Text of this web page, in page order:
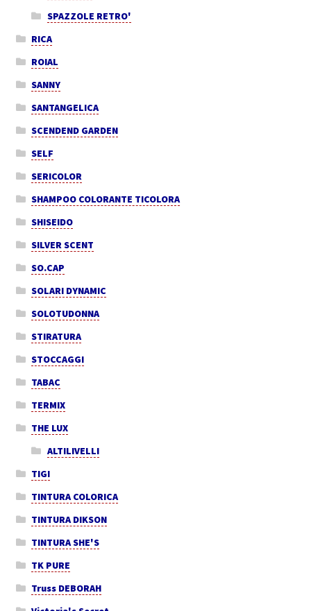
SPAZZOLE RETRO'
RICA
ROIAL
SANNY
SANTANGELICA
SCENDEND GARDEN
SELF
SERICOLOR
SHAMPOO COLORANTE TICOLORA
SHISEIDO
SILVER SCENT
SO.CAP
SOLARI DYNAMIC
SOLOTUDONNA
STIRATURA
STOCCAGGI
TABAC
TERMIX
THE LUX
ALTILIVELLI
TIGI
TINTURA COLORICA
TINTURA DIKSON
TINTURA SHE'S
TK PURE
Truss DEBORAH